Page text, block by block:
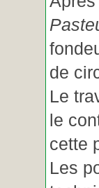
de
Le
le
cette
Les